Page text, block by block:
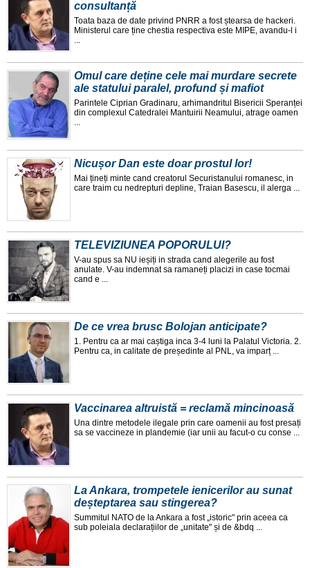
consultanță
Toata baza de date privind PNRR a fost ștearsa de hackeri.
Ministerul care ține chestia respectiva este MIPE, avandu-l i
...
Omul care deține cele mai murdare secrete
ale statului paralel, profund și mafiot
Parintele Ciprian Gradinaru, arhimandritul Bisericii Speranței
din complexul Catedralei Mantuirii Neamului, atrage oamen
...
Nicușor Dan este doar prostul lor!
Mai țineți minte cand creatorul Securistanului romanesc, in
care traim cu nedrepturi depline, Traian Basescu, il alerga ...
TELEVIZIUNEA POPORULUI?
V-au spus sa NU ieșiți in strada cand alegerile au fost
anulate. V-au indemnat sa ramaneți placizi in case tocmai
cand e ...
De ce vrea brusc Bolojan anticipate?
1. Pentru ca ar mai caștiga inca 3-4 luni la Palatul Victoria. 2.
Pentru ca, in calitate de președinte al PNL, va imparț ...
Vaccinarea altruistă = reclamă mincinoasă
Una dintre metodele ilegale prin care oamenii au fost presați
sa se vaccineze in plandemie (iar unii au facut-o cu conse ...
La Ankara, trompetele ienicerilor au sunat
deșteptarea sau stingerea?
Summitul NATO de la Ankara a fost „istoric" prin aceea ca
sub poleiala declarațiilor de „unitate" și de &bdq ...